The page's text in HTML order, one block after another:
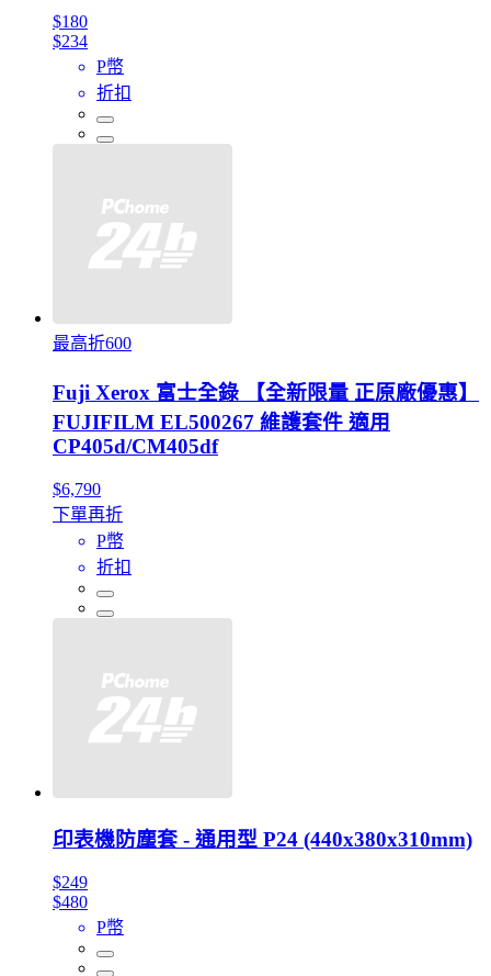
$180
$234
P幣
折扣
最高折600
Fuji Xerox 富士全錄 【全新限量 正原廠優惠】
FUJIFILM EL500267 維護套件 適用
CP405d/CM405df
$6,790
下單再折
P幣
折扣
印表機防塵套 - 通用型 P24 (440x380x310mm)
$249
$480
P幣